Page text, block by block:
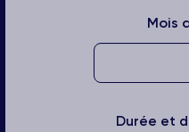
Mois
Durée et